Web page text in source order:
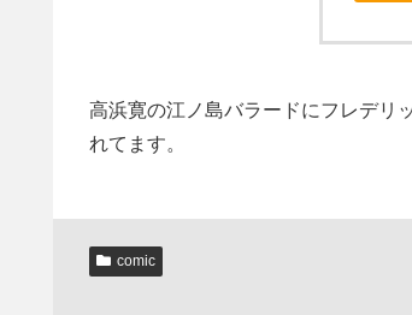
高浜寛の江ノ島バラードにフレデリ
れてます。
comic